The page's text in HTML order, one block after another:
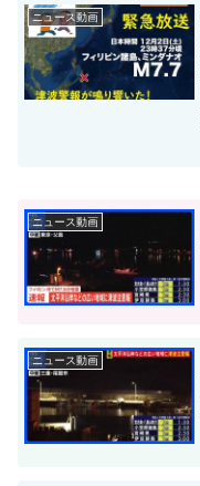
ニュース動画
ニュース動画
ニュース動画